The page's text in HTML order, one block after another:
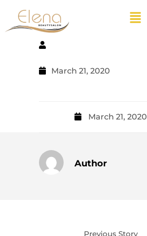
March 21, 2020
March 21, 2020
Author
Previous Story